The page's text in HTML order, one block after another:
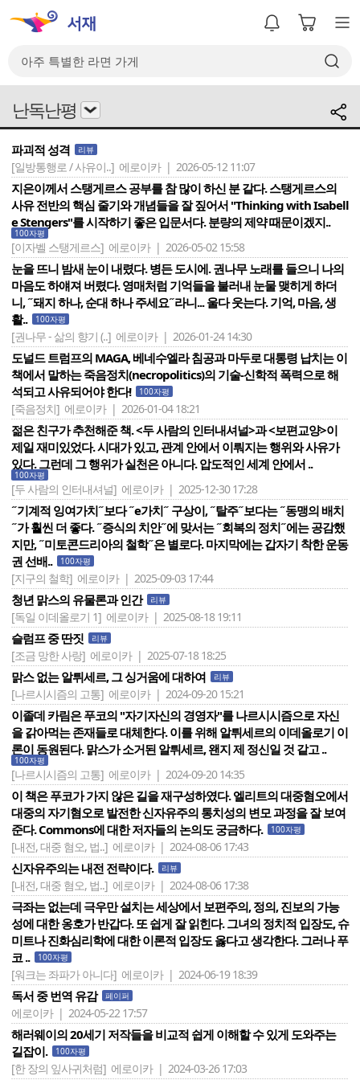
난독난평
파괴적 성격 리뷰
[일방통행로 / 사유이..] 에로이카 | 2026-05-12 11:07
지은이께서 스탱게르스 공부를 참 많이 하신 분 같다. 스탱게르스의
사유 전반의 핵심 줄기와 개념들을 잘 짚어서 "Thinking with Isabell
e Stengers"를 시작하기 좋은 입문서다. 분량의 제약 때문이겠지..
100자평
[이자벨 스탱게르스] 에로이카 | 2026-05-02 15:58
눈을 뜨니 밤새 눈이 내렸다. 병든 도시에. 권나무 노래를 들으니 나의
마음도 하얘져 버렸다. 영매처럼 기억들을 불러내 눈물 맺히게 하더
니, ˝돼지 하나, 순대 하나 주세요˝라니... 울다 웃는다. 기억, 마음, 생
활..
100자평
[권나무 - 삶의 향기 (..] 에로이카 | 2026-01-24 14:30
도널드 트럼프의 MAGA, 베네수엘라 침공과 마두로 대통령 납치는 이
책에서 말하는 죽음정치(necropolitics)의 기술-신학적 폭력으로 해
석되고 사유되어야 한다!
100자평
[죽음정치] 에로이카 | 2026-01-04 18:21
젊은 친구가 추천해준 책. <두 사람의 인터내셔널>과 <보편교양>이
제일 재미있었다. 시대가 있고, 관계 안에서 이뤄지는 행위와 사유가
있다. 그런데 그 행위가 실천은 아니다. 압도적인 세계 안에서 ..
100자평
[두 사람의 인터내셔널] 에로이카 | 2025-12-30 17:28
˝기계적 잉여가치˝보다 ˝e가치˝ 구상이, ˝탈주˝보다는 ˝동맹의 배치
˝가 훨씬 더 좋다. ˝증식의 치안˝에 맞서는 ˝회복의 정치˝에는 공감했
지만, ˝미토콘드리아의 철학˝은 별로다. 마지막에는 갑자기 착한 운동
권 선배..
100자평
[지구의 철학] 에로이카 | 2025-09-03 17:44
청년 맑스의 유물론과 인간 리뷰
[독일 이데올로기 1] 에로이카 | 2025-08-18 19:11
슬럼프 중 딴짓 리뷰
[조금 망한 사랑] 에로이카 | 2025-07-18 18:25
맑스 없는 알튀세르, 그 싱거움에 대하여 리뷰
[나르시시즘의 고통] 에로이카 | 2024-09-20 15:21
이졸데 카림은 푸코의 "자기자신의 경영자"를 나르시시즘으로 자신
을 갉아먹는 존재들로 대체한다. 이를 위해 알튀세르의 이데올로기 이
론이 동원된다. 맑스가 소거된 알튀세르, 왠지 제 정신일 것 같고 ..
100자평
[나르시시즘의 고통] 에로이카 | 2024-09-20 14:35
이 책은 푸코가 가지 않은 길을 재구성하였다. 엘리트의 대중혐오에서
대중의 자기혐오로 발전한 신자유주의 통치성의 변모 과정을 잘 보여
준다. Commons에 대한 저자들의 논의도 궁금하다.
100자평
[내전, 대중 혐오, 법..] 에로이카 | 2024-08-06 17:43
신자유주의는 내전 전략이다. 리뷰
[내전, 대중 혐오, 법..] 에로이카 | 2024-08-06 17:38
극좌는 없는데 극우만 설치는 세상에서 보편주의, 정의, 진보의 가능
성에 대한 옹호가 반갑다. 또 쉽게 잘 읽힌다. 그녀의 정치적 입장도, 슈
미트나 진화심리학에 대한 이론적 입장도 옳다고 생각한다. 그러나 푸
코 ..
100자평
[워크는 좌파가 아니다] 에로이카 | 2024-06-19 18:39
독서 중 번역 유감 페이퍼
에로이카 | 2024-05-22 17:57
해러웨이의 20세기 저작들을 비교적 쉽게 이해할 수 있게 도와주는
길잡이.
100자평
[한 장의 잎사귀처럼] 에로이카 | 2024-03-26 17:03